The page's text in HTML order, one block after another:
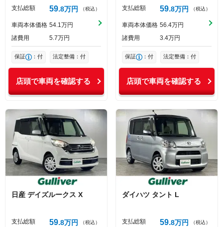
支払総額 59 8万円 （税込）
車両本体価格 54 1万円
諸費用
5 7万円
保証 ：付 法定整備：付
店頭で車両を確認する
支払総額 59 8万円 （税込）
車両本体価格 56 4万円
諸費用
3 4万円
保証 ：付 法定整備：付
店頭で車両を確認する
日産 デイズルークス X
支払総額 59 8万円 （税込）
ダイハツ タント L
支払総額 59 8万円 （税込）